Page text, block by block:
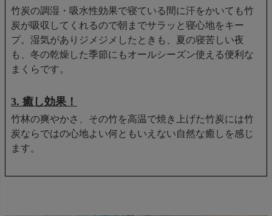
竹炭の調湿・吸水性効果で寝ている間に汗をかいても竹
炭が吸収してくれるので朝までサラッと寝心地をキー
プ。湿気がありジメジメしたときも、夏の寝苦しい夜
も、冬の乾燥した季節にもオールシーズン使える便利な
まくらです。
3. 癒し効果！
竹林の爽やかさ、その竹を高温で焼き上げた竹炭には竹
炭ならではの心地よい何ともいえない自然な癒しを感じ
ます。